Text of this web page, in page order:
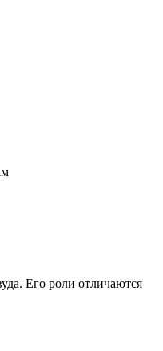
Его роли отличаются